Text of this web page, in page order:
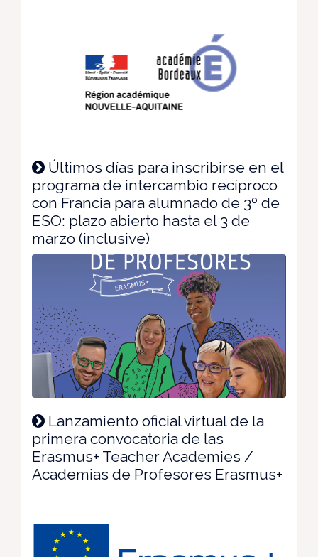
Últimos días para inscribirse en el
programa de intercambio recíproco
con Francia para alumnado de 3º de
ESO: plazo abierto hasta el 3 de
marzo (inclusive)
Lanzamiento oficial virtual de la
primera convocatoria de las
Erasmus+ Teacher Academies /
Academias de Profesores Erasmus+